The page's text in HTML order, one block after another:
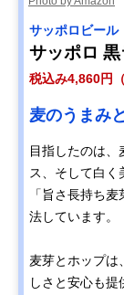
サッポロビール
サッポロ
税込み4,860円
麦のうまみ
目指したのは、
ス、そして白
「旨さ長持ち
法しています。
麦芽とホップは
しさと安心も